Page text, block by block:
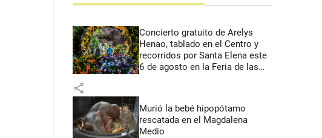
Concierto gratuito de Arelys
Henao, tablado en el Centro y
recorridos por Santa Elena este
6 de agosto en la Feria de las
share
Murió la bebé hipopótamo
rescatada en el Magdalena
Medio